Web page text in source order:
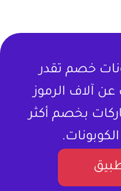
خصم تقدر
آلاف الرموز
بخصم أكثر